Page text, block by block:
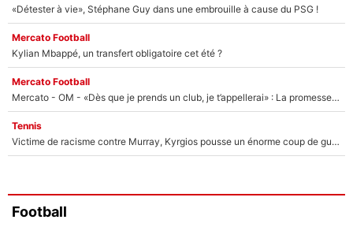
«Détester à vie», Stéphane Guy dans une embrouille à cause du PSG !
Mercato Football
Kylian Mbappé, un transfert obligatoire cet été ?
Mercato Football
Mercato - OM - «Dès que je prends un club, je t’appellerai» : La promesse de Marcelino au moment de claquer la porte
Tennis
Victime de racisme contre Murray, Kyrgios pousse un énorme coup de gueule !
Football